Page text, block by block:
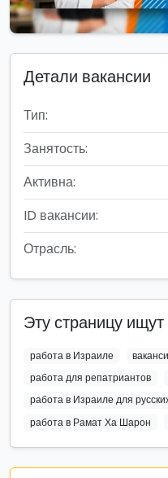
Детали вакансии
Тип:
Занятость:
Активна:
ID вакансии:
Отрасль:
Эту страницу ищут
работа в Израиле
работа для репатриантов
работа в Израиле для
работа в Рамат Ха Шарон